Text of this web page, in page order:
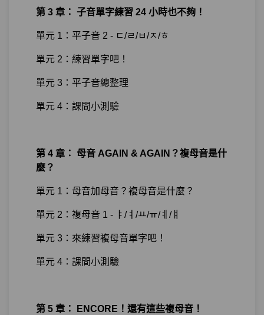
第 3 章： 子音單字練習 24 小時也不夠！
單元 1：平子音 2 - ㄷ/ㄹ/ㅂ/ㅈ/ㅎ
單元 2：練習單字吧！
單元 3：平子音總整理
單元 4：課間小測驗
第 4 章： 母音 AGAIN & AGAIN？複母音是什
麼？
單元 1：母音加母音？複母音是什麼？
單元 2：複母音 1 - ㅑ/ㅕ/ㅛ/ㅠ/ㅖ/ㅒ
單元 3：來練習複母音單字吧！
單元 4：課間小測驗
第 5 章： ENCORE！還有這些複母音！